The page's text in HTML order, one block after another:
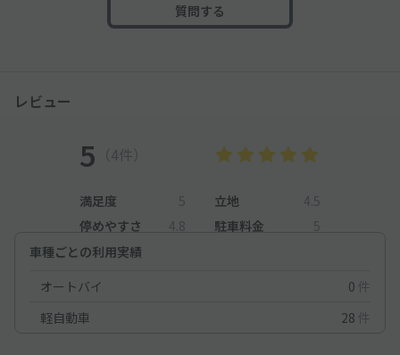
質問する
レビュー
5 （4件）
満足度 5 立地
4.5
停めやすさ
4.8 駐車料金
5
車種ごとの利用実績
オートバイ
0 件
軽自動車
28 件